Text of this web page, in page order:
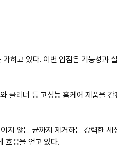
하고 있다. 이번 입점은 기능성과
클리너 등 고성능 홈케어 제품을
않는 균까지 제거하는 강력한 세
호응을 얻고 있다.